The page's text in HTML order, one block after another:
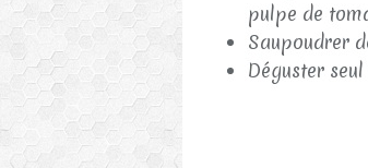
pulpe de
Saupoudrer
Déguster